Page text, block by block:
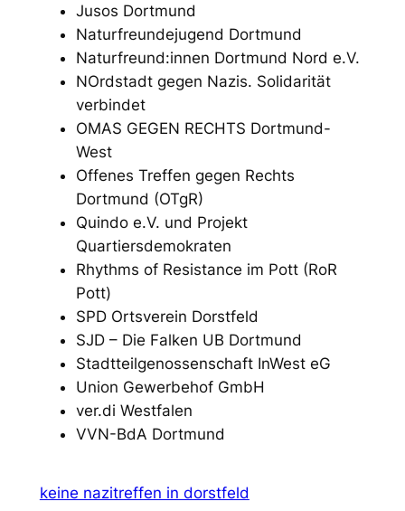
Jusos Dortmund
Naturfreundejugend Dortmund
Naturfreund:innen Dortmund Nord e.V.
NOrdstadt gegen Nazis. Solidarität
verbindet
OMAS GEGEN RECHTS Dortmund-
West
Offenes Treffen gegen Rechts
Dortmund (OTgR)
Quindo e.V. und Projekt
Quartiersdemokraten
Rhythms of Resistance im Pott (RoR
Pott)
SPD Ortsverein Dorstfeld
SJD – Die Falken UB Dortmund
Stadtteilgenossenschaft InWest eG
Union Gewerbehof GmbH
ver.di Westfalen
VVN-BdA Dortmund
keine nazitreffen in dorstfeld